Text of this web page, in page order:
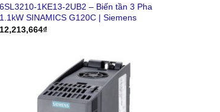
6SL3210-1KE13-2UB2 – Biến tần 3 Pha
1.1kW SINAMICS G120C | Siemens
12,213,664₫